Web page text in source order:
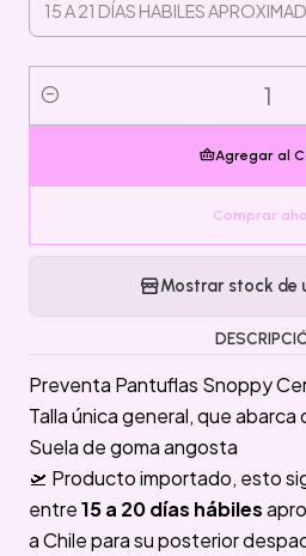
Cantidad
Agregar al
Comprar
Mostrar stock de
Preventa Pantuflas Snoppy
Talla única general, que abarca
Suela de goma angosta
🛫 Producto importado, esto
entre15 a 20 días hábiles
a Chile para su posterior